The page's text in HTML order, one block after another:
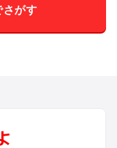
さがす